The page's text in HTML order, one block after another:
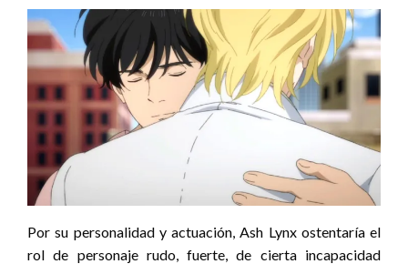
Por su personalidad y actuación, Ash Lynx ostentaría el
rol de personaje rudo, fuerte, de cierta incapacidad